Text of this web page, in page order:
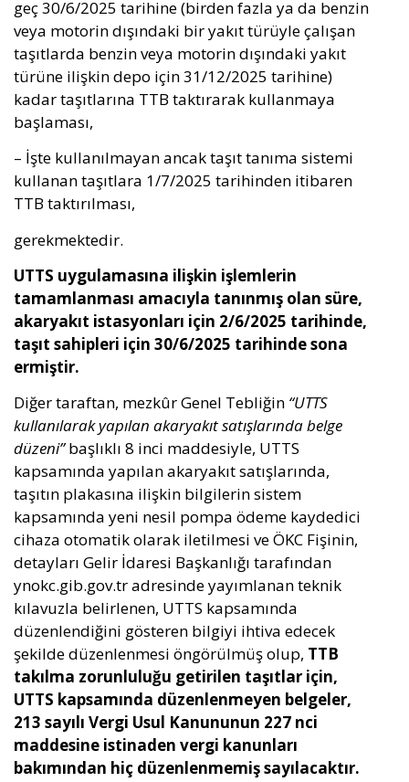
geç 30/6/2025 tarihine (birden fazla ya da benzin
veya motorin dışındaki bir yakıt türüyle çalışan
taşıtlarda benzin veya motorin dışındaki yakıt
türüne ilişkin depo için 31/12/2025 tarihine)
kadar taşıtlarına TTB taktırarak kullanmaya
başlaması,
– İşte kullanılmayan ancak taşıt tanıma sistemi
kullanan taşıtlara 1/7/2025 tarihinden itibaren
TTB taktırılması,
gerekmektedir.
UTTS uygulamasına ilişkin işlemlerin
tamamlanması amacıyla tanınmış olan süre,
akaryakıt istasyonları için 2/6/2025 tarihinde,
taşıt sahipleri için 30/6/2025 tarihinde sona
ermiştir.
Diğer taraftan, mezkûr Genel Tebliğin “UTTS
kullanılarak yapılan akaryakıt satışlarında belge
düzeni”başlıklı 8 inci maddesiyle, UTTS
kapsamında yapılan akaryakıt satışlarında,
taşıtın plakasına ilişkin bilgilerin sistem
kapsamında yeni nesil pompa ödeme kaydedici
cihaza otomatik olarak iletilmesi ve ÖKC Fişinin,
detayları Gelir İdaresi Başkanlığı tarafından
ynokc.gib.gov.tr adresinde yayımlanan teknik
kılavuzla belirlenen, UTTS kapsamında
düzenlendiğini gösteren bilgiyi ihtiva edecek
şekilde düzenlenmesi öngörülmüş olup, TTB
takılma zorunluluğu getirilen taşıtlar için,
UTTS kapsamında düzenlenmeyen belgeler,
213 sayılı Vergi Usul Kanununun 227 nci
maddesine istinaden vergi kanunları
bakımından hiç düzenlenmemiş sayılacaktır.